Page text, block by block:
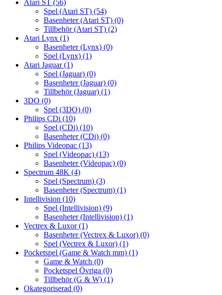
Atari ST (56)
Spel (Atari ST) (54)
Basenheter (Atari ST) (0)
Tillbehör (Atari ST) (2)
Atari Lynx (1)
Basenheter (Lynx) (0)
Spel (Lynx) (1)
Atari Jaguar(1)
Spel (Jaguar) (0)
Basenheter (Jaguar) (0)
Tillbehör (Jaguar) (1)
3DO (0)
Spel (3DO) (0)
Philips CDi (10)
Spel (CDi) (10)
Basenheter (CDi) (0)
Philips Videopac (13)
Spel (Videopac) (13)
Basenheter (Videopac) (0)
Spectrum 48K (4)
Spel (Spectrum) (3)
Basenheter (Spectrum) (1)
Intellivision (10)
Spel (Intellivision) (9)
Basenheter (Intellivision) (1)
Vectrex & Luxor(1)
Basenheter (Vectrex & Luxor) (0)
Spel (Vectrex & Luxor) (1)
Pocketspel (Game & Watch mm) (1)
Game & Watch (0)
Pocketspel Övriga (0)
Tillbehör (G & W) (1)
Okategoriserad (0)